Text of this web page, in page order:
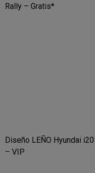
Rally – Gratis*
Diseño LEÑO Hyundai
– VIP